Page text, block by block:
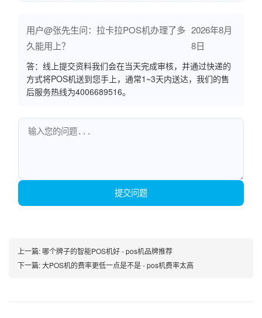
用户@张先生问：拉卡拉POS机办理了多
久能用上？
2026年8月
8日
答：线上提交资料我们会在当天完成审核，并通过快递的
方式将POS机送到您手上，通常1~3天内送达，我们的售
后服务热线为4006689516。
提交问题
上一篇:哪个牌子的智能POS机好 - pos机品牌推荐
下一篇:大POS机的费率更低一点是不是 - pos机费率太高